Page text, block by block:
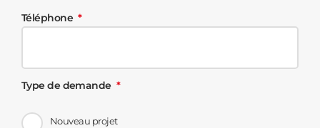
Téléphone
Type de demande
Nouveau projet